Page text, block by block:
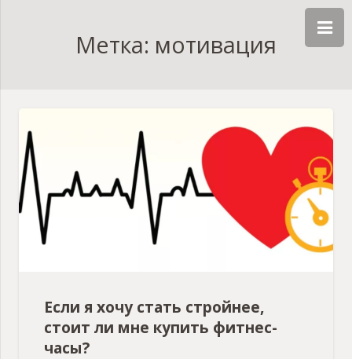
Метка: мотивация
Если я хочу стать стройнее,
стоит ли мне купить фитнес-
часы?